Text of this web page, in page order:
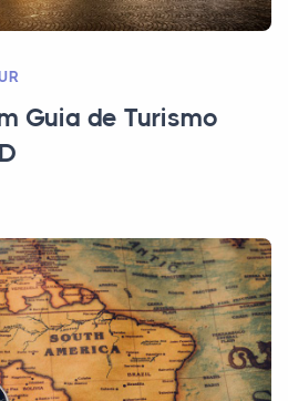
Guia de Turismo